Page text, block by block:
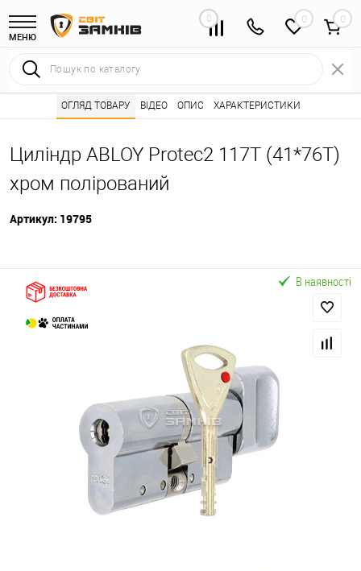
МЕНЮ
0 0
Інтернет магазин замків • Каталог товарів ⭐ • Серцевини
Циліндр ABLOY Protec2 117T (41*76T)
хром полірований
Артикул: 19795
ОГЛЯД ТОВАРУ ВІДЕО ОПИС ХАРАКТЕРИСТИКИ
В наявності